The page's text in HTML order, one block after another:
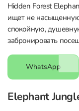
Hidden Forest
ищет не
спокойную,
забронировать
WhatsApp
Elephant